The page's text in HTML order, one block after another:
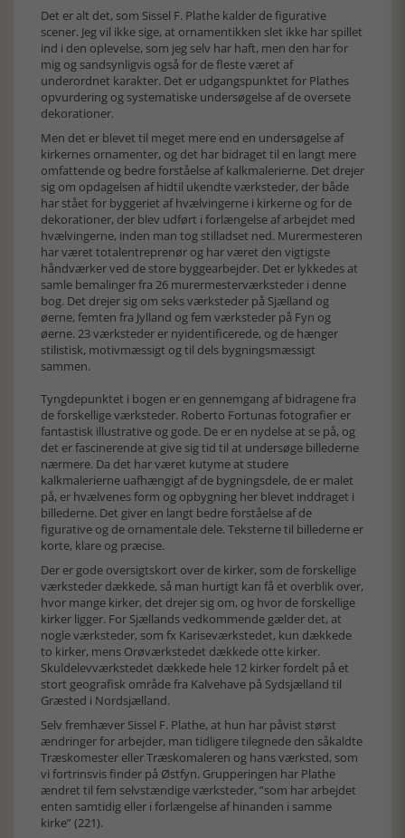
Det er alt det, som Sissel F. Plathe kalder de figurative
scener. Jeg vil ikke sige, at ornamentikken slet ikke har spillet
ind i den oplevelse, som jeg selv har haft, men den har for
mig og sandsynligvis også for de fleste været af
underordnet karakter. Det er udgangspunktet for Plathes
opvurdering og systematiske undersøgelse af de oversete
dekorationer.
Men det er blevet til meget mere end en undersøgelse af
kirkernes ornamenter, og det har bidraget til en langt mere
omfattende og bedre forståelse af kalkmalerierne. Det drejer
sig om opdagelsen af hidtil ukendte værksteder, der både
har stået for byggeriet af hvælvingerne i kirkerne og for de
dekorationer, der blev udført i forlængelse af arbejdet med
hvælvingerne, inden man tog stilladset ned. Murermesteren
har været totalentreprenør og har været den vigtigste
håndværker ved de store byggearbejder. Det er lykkedes at
samle bemalinger fra 26 murermesterværksteder i denne
bog. Det drejer sig om seks værksteder på Sjælland og
øerne, femten fra Jylland og fem værksteder på Fyn og
øerne. 23 værksteder er nyidentificerede, og de hænger
stilistisk, motivmæssigt og til dels bygningsmæssigt
sammen.
Tyngdepunktet i bogen er en gennemgang af bidragene fra
de forskellige værksteder. Roberto Fortunas fotografier er
fantastisk illustrative og gode. De er en nydelse at se på, og
det er fascinerende at give sig tid til at undersøge billederne
nærmere. Da det har været kutyme at studere
kalkmalerierne uafhængigt af de bygningsdele, de er malet
på, er hvælvenes form og opbygning her blevet inddraget i
billederne. Det giver en langt bedre forståelse af de
figurative og de ornamentale dele. Teksterne til billederne er
korte, klare og præcise.
Der er gode oversigtskort over de kirker, som de forskellige
værksteder dækkede, så man hurtigt kan få et overblik over,
hvor mange kirker, det drejer sig om, og hvor de forskellige
kirker ligger. For Sjællands vedkommende gælder det, at
nogle værksteder, som fx Kariseværkstedet, kun dækkede
to kirker, mens Orøværkstedet dækkede otte kirker.
Skuldelevværkstedet dækkede hele 12 kirker fordelt på et
stort geografisk område fra Kalvehave på Sydsjælland til
Græsted i Nordsjælland.
Selv fremhæver Sissel F. Plathe, at hun har påvist størst
ændringer for arbejder, man tidligere tilegnede den såkaldte
Træskomester eller Træskomaleren og hans værksted, som
vi fortrinsvis finder på Østfyn. Grupperingen har Plathe
ændret til fem selvstændige værksteder, ”som har arbejdet
enten samtidig eller i forlængelse af hinanden i samme
kirke” (221).